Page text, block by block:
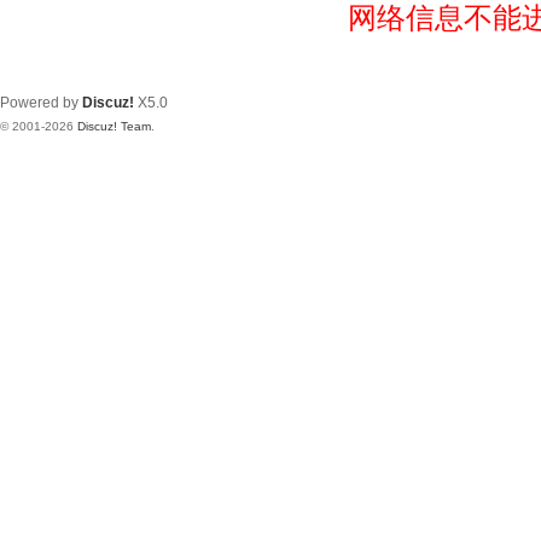
网络信息不能
Powered by Discuz! X5.0
© 2001-2026 Discuz! Team